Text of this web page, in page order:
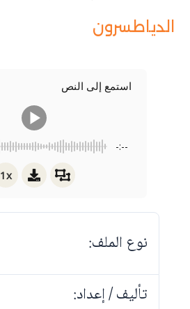
الدياطسرون
استمع إلى النص
-:--
1x
نوع الملف:
تأليف / إعداد: